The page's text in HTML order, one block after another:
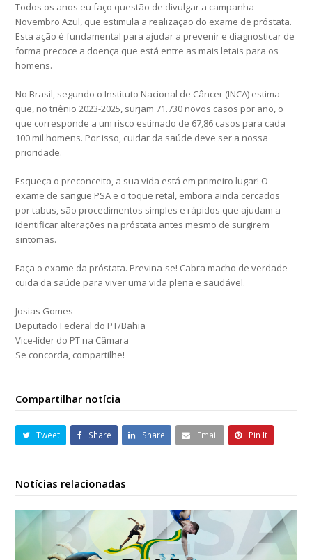
Todos os anos eu faço questão de divulgar a campanha
Novembro Azul, que estimula a realização do exame de próstata.
Esta ação é fundamental para ajudar a prevenir e diagnosticar de
forma precoce a doença que está entre as mais letais para os
homens.
No Brasil, segundo o Instituto Nacional de Câncer (INCA) estima
que, no triênio 2023-2025, surjam 71.730 novos casos por ano, o
que corresponde a um risco estimado de 67,86 casos para cada
100 mil homens. Por isso, cuidar da saúde deve ser a nossa
prioridade.
Esqueça o preconceito, a sua vida está em primeiro lugar! O
exame de sangue PSA e o toque retal, embora ainda cercados
por tabus, são procedimentos simples e rápidos que ajudam a
identificar alterações na próstata antes mesmo de surgirem
sintomas.
Faça o exame da próstata. Previna-se! Cabra macho de verdade
cuida da saúde para viver uma vida plena e saudável.
Josias Gomes
Deputado Federal do PT/Bahia
Vice-líder do PT na Câmara
Se concorda, compartilhe!
Compartilhar notícia
Tweet Share Share Email Pin It
Notícias relacionadas